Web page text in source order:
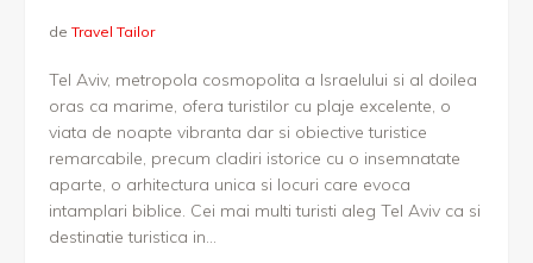
de Travel Tailor
Tel Aviv, metropola cosmopolita a Israelului si al doilea
oras ca marime, ofera turistilor cu plaje excelente, o
viata de noapte vibranta dar si obiective turistice
remarcabile, precum cladiri istorice cu o insemnatate
aparte, o arhitectura unica si locuri care evoca
intamplari biblice. Cei mai multi turisti aleg Tel Aviv ca si
destinatie turistica in...